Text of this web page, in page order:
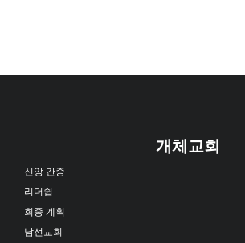
개체교회
신앙 간증
리더쉽
회중 계획
남선교회